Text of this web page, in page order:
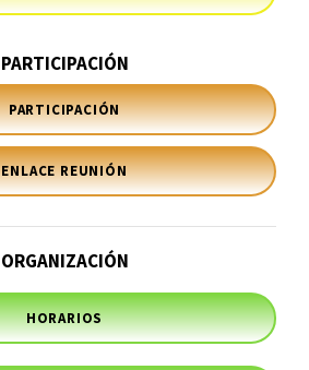
PARTICIPACIÓN
PARTICIPACIÓN
ENLACE REUNIÓN
ORGANIZACIÓN
HORARIOS